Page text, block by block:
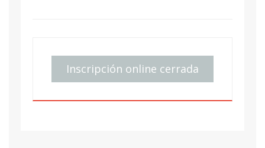
Inscripción online cerrada